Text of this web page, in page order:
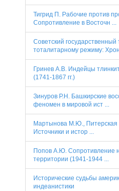
Тигрид П. Рабочие против
Сопротивление в Восточн ...
Советский
тоталитарному режиму:
Гринев А.В. Индейцы
(1741-1867 гг.)
Зинуров Р.Н. Башкирские
феномен в мировой ист ...
Мартынова М.Ю., Питерская
Источники и истор ...
Попов А.Ю. Сопротивление
территории (1941-1944 ...
Исторические судьбы
индеанистики